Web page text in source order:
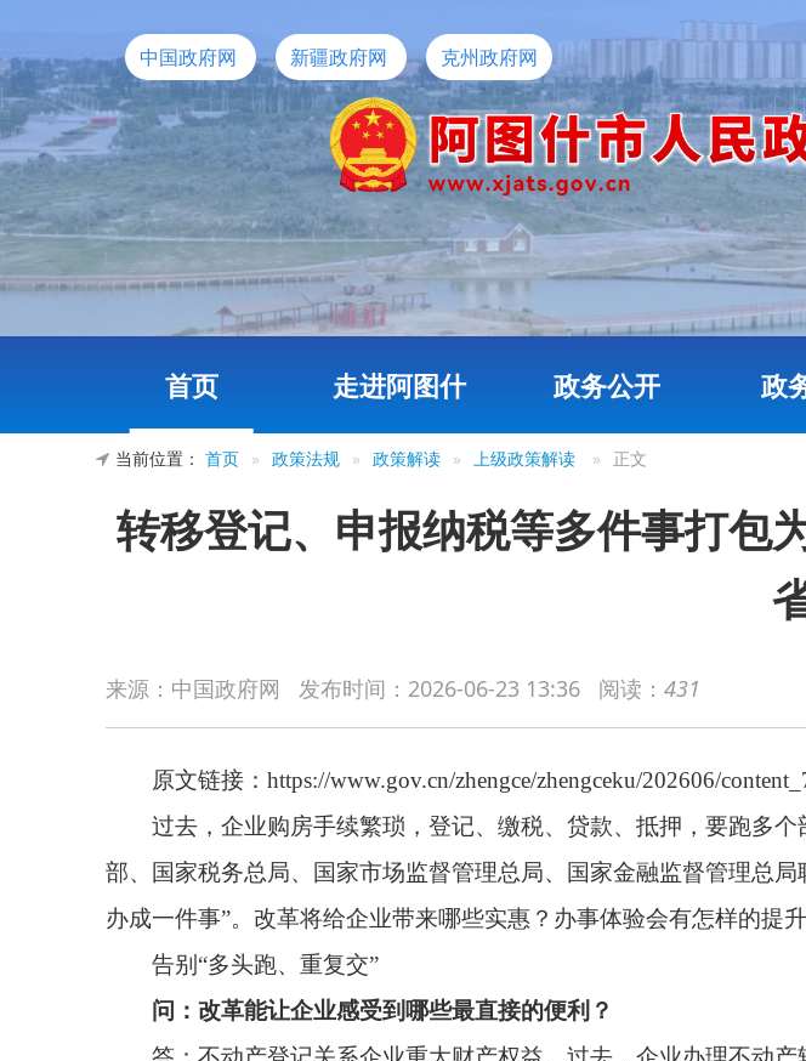
中国政府网 新疆政府网 克州政府网
首页 走进阿图什 政务公开 政
当前位置： 首页 » 政策法规 » 政策解读 » 上级政策解读 » 正文
转移登记、申报纳税等多件事打
来源：中国政府网 发布时间： 2026-06-23 13:36 阅读： 431
过去，企业购房手续繁琐，登记、缴税、贷款、抵押，要跑多个部门或机构，
部、国家税务总局、国家市场监督管理总局、国家金融监督管理总局联合印发通知
办成一件事”。改革将给企业带来哪些实惠？办事体验会有怎样的提升？记者采访了
问：改革能让企业感受到哪些最直接的便利？
答：不动产登记关系企业重大财产权益。过去，企业办理不动产转移登记确实
是让企业购置不动产更省心、更省力、更省事、更省钱。我们将转移登记、申报纳
者企业专窗，就能把登记申请、纳税申报、证书领取等事项一次性办完。
问：具体到办事细节上，企业需要准备的材料变少了吗？办理速度能有多快？